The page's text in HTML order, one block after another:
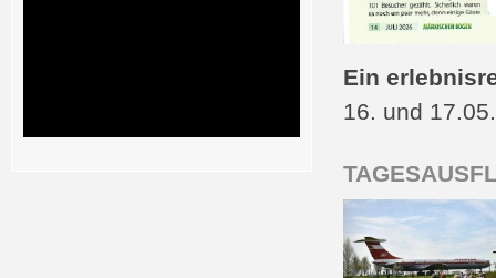
Ein
16. und